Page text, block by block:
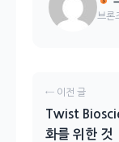
브론
← 이전 글
Twist
화를 위한 것